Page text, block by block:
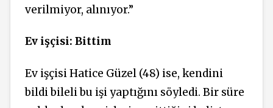
verilmiyor, alınıyor.”
Ev işçisi: Bittim
Ev işçisi Hatice Güzel (48) ise, kendini
bildi bileli bu işi yaptığını söyledi. Bir süre